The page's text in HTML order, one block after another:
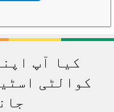
کیا آپ
کوالٹی